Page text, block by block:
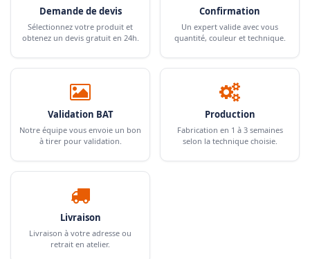
Demande de devis
Sélectionnez votre produit et
obtenez un devis gratuit en 24h.
Confirmation
Un expert valide avec vous
quantité, couleur et technique.
Validation BAT
Notre équipe vous envoie un bon
à tirer pour validation.
Production
Fabrication en 1 à 3 semaines
selon la technique choisie.
Livraison
Livraison à votre adresse ou
retrait en atelier.